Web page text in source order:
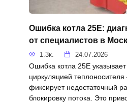
Ошибка котла 25E:
от специалистов в
1.3к. 24.07.2026
Ошибка котла 25E
циркуляцией
фиксирует недостаточный
блокировку потока. Это